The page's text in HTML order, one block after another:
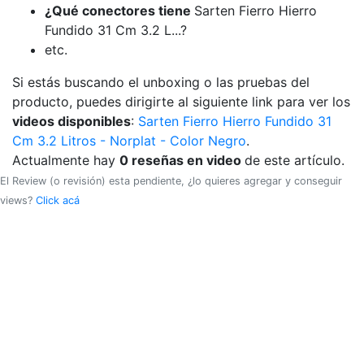
¿Qué conectores tiene Sarten Fierro Hierro
Fundido 31 Cm 3.2 L...?
etc.
Si estás buscando el unboxing o las pruebas del
producto, puedes dirigirte al siguiente link para ver los
videos disponibles: Sarten Fierro Hierro Fundido 31
Cm 3.2 Litros - Norplat - Color Negro.
Actualmente hay 0 reseñas en video de este artículo.
El Review (o revisión) esta pendiente, ¿lo quieres agregar y conseguir
views? Click acá